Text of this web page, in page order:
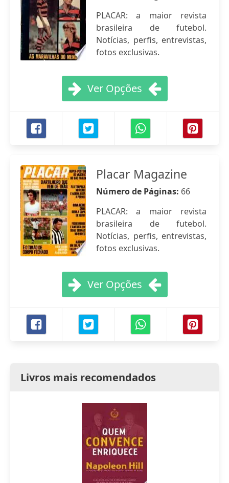
PLACAR: a maior revista
brasileira de futebol.
Notícias, perfis, entrevistas,
fotos exclusivas.
Ver Opções
Placar Magazine
Número de Páginas: 66
PLACAR: a maior revista
brasileira de futebol.
Notícias, perfis, entrevistas,
fotos exclusivas.
Ver Opções
Livros mais recomendados